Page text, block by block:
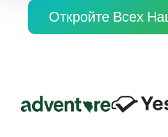
Откройте Всех